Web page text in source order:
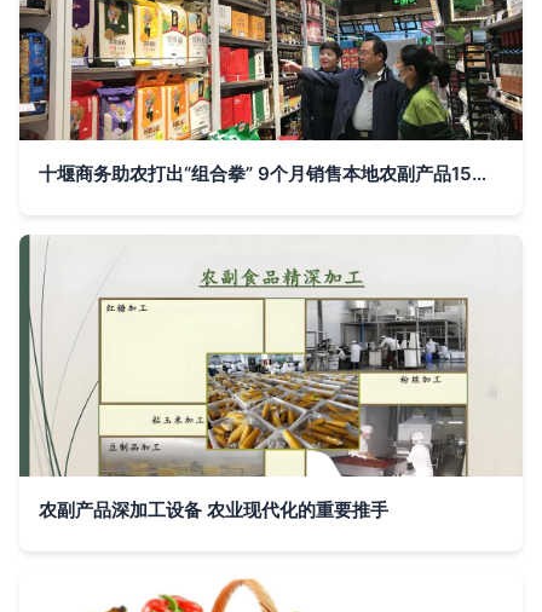
十堰商务助农打出“组合拳” 9个月销售本地农副产品15亿元的实践与启示
农副产品深加工设备 农业现代化的重要推手